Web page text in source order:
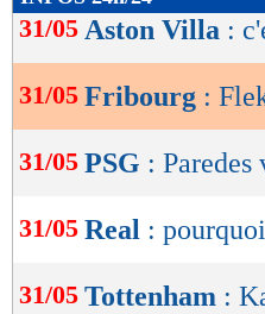
de
OK
31/05 Aston Villa :
31/05 Fribourg :
31/05 PSG :
31/05 Real :
31/05 Tottenham :